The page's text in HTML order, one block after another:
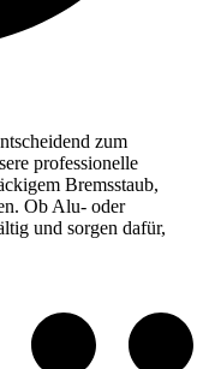
zum
professionelle
Bremsstaub,
Ob Alu- oder
und sorgen dafür,